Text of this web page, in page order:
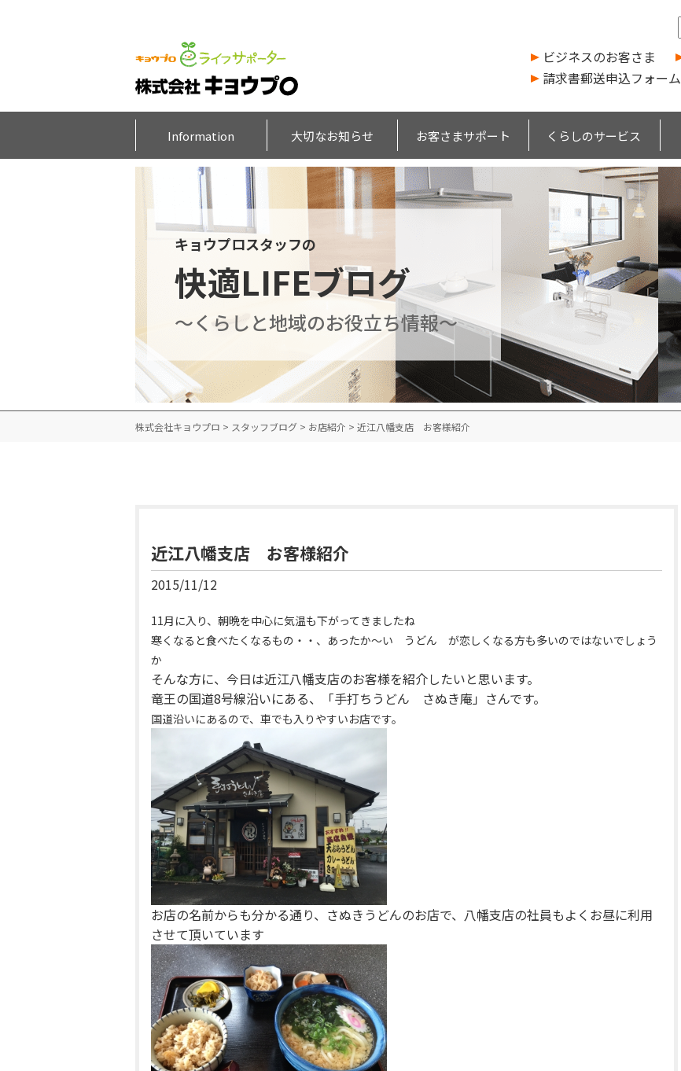
ビジネスのお客さま
請求書郵送申込フォーム
Information 大切なお知らせ お客さまサポート くらしのサービス
キョウプロスタッフの
快適LIFEブログ
～くらしと地域のお役立ち情報～
株式会社キョウプロ > スタッフブログ > お店紹介 > 近江八幡支店 お客様紹介
近江八幡支店 お客様紹介
2015/11/12
11月に入り、朝晩を中心に気温も下がってきましたね
寒くなると食べたくなるもの・・、あったか～い うどん が恋しくなる方も多いのではないでしょう
か
そんな方に、今日は近江八幡支店のお客様を紹介したいと思います。
竜王の国道8号線沿いにある、「手打ちうどん さぬき庵 」さんです。
国道沿いにあるので、車でも入りやすいお店です。
お店の名前からも分かる通り、さぬきうどんのお店で、八幡支店の社員もよくお昼に利用
させて頂いています